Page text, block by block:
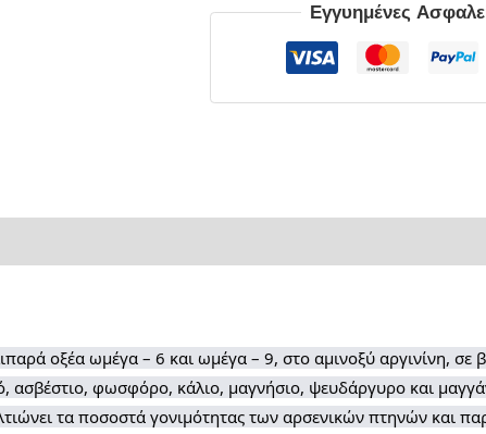
Εγγυημένες
οξέα ωμέγα – 6 και ωμέγα – 9, στο αμινοξύ αργινίνη, σε
ασβέστιο, φωσφόρο, κάλιο, μαγνήσιο, ψευδάργυρο και
τα ποσοστά γονιμότητας των αρσενικών πτηνών και